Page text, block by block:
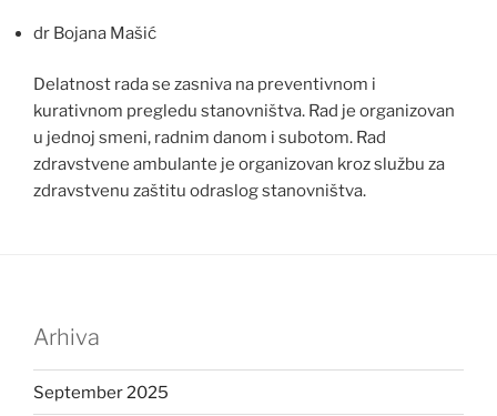
dr Bojana Mašić
Delatnost rada se zasniva na preventivnom i
kurativnom pregledu stanovništva. Rad je organizovan
u jednoj smeni, radnim danom i subotom. Rad
zdravstvene ambulante je organizovan kroz službu za
zdravstvenu zaštitu odraslog stanovništva.
Arhiva
September 2025